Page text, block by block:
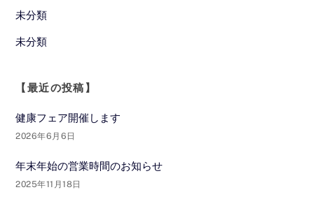
未分類
未分類
【最近の投稿】
健康フェア開催します
2026年6月6日
年末年始の営業時間のお知らせ
2025年11月18日